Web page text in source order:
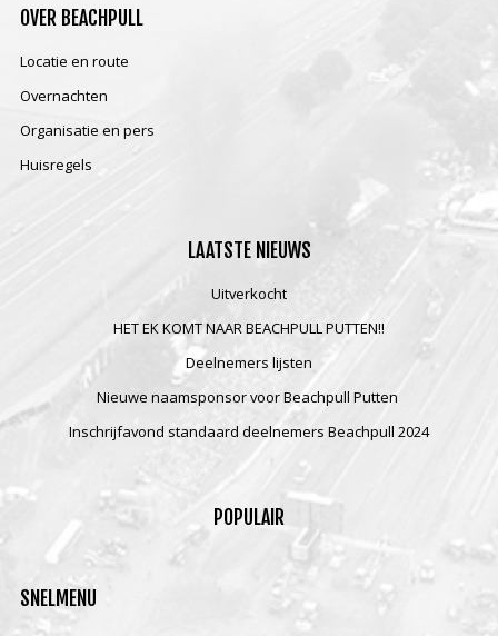
OVER BEACHPULL
Locatie en route
Overnachten
Organisatie en pers
Huisregels
LAATSTE NIEUWS
Uitverkocht
HET EK KOMT NAAR BEACHPULL PUTTEN!!
Deelnemers lijsten
Nieuwe naamsponsor voor Beachpull Putten
Inschrijfavond standaard deelnemers Beachpull 2024
POPULAIR
SNELMENU